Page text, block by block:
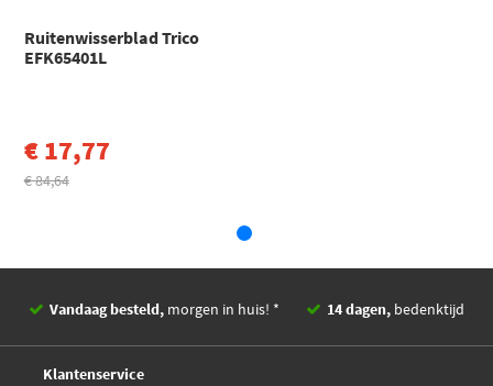
BMW
X1
X1 (F48) (2014 - 2022)
Ruitenwisserblad Trico
EFK65401L
€ 17,77
€ 84,64
Vandaag besteld, morgen in huis! * 14 dagen, bedenktijd
Klantenservice